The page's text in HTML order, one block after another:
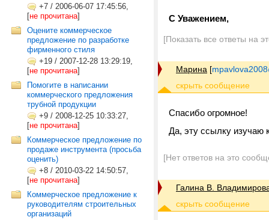
+7 / 2006-06-07 17:45:56,
[не прочитана]
Оцените коммерческое
предложение по разработке
фирменного стиля
+19 / 2007-12-28 13:29:19,
[не прочитана]
Помогите в написании
коммерческого предложения
трубной продукции
+9 / 2008-12-25 10:33:27,
[не прочитана]
Коммерческое предложение по
продаже инструмента (просьба
оценить)
+8 / 2010-03-22 14:50:57,
[не прочитана]
Коммерческое предложение к
руководителям строительных
организаций
С Уважением,
[Показать все ответы на
Марина [
Спасибо огромное!
Да, эту ссылку изучаю
[Нет ответов на это
Галина В.